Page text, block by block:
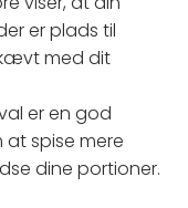
er plads til
med dit
er en god
at spise mere
dine portioner.